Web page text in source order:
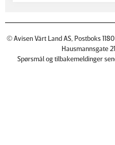
© Avisen Vårt Land AS, Postboks
Hausmannsgate
Spørsmål og tilbakemeldinger